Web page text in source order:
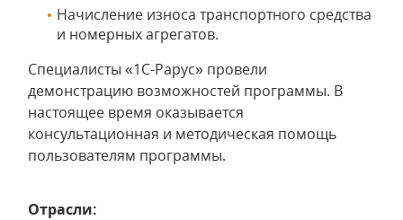
Начисление износа транспортного средства
и номерных агрегатов.
Специалисты «1С-Рарус» провели
демонстрацию возможностей программы. В
настоящее время оказывается
консультационная и методическая помощь
пользователям программы.
Отрасли: